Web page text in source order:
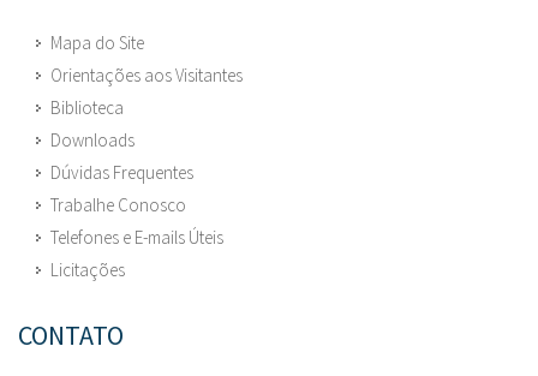
Mapa do Site
Orientações aos Visitantes
Biblioteca
Downloads
Dúvidas Frequentes
Trabalhe Conosco
Telefones e E-mails Úteis
Licitações
CONTATO